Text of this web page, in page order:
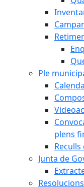
Ple
plens
Junta de